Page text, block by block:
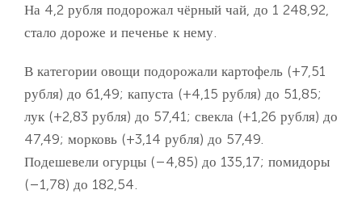
На 4,2 рубля подорожал чёрный чай, до 1 248,92,
стало дороже и печенье к нему.
В категории овощи подорожали картофель (+7,51
рубля) до 61,49; капуста (+4,15 рубля) до 51,85;
лук (+2,83 рубля) до 57,41; свекла (+1,26 рубля) до
47,49; морковь (+3,14 рубля) до 57,49.
Подешевели огурцы (–4,85) до 135,17; помидоры
(–1,78) до 182,54.